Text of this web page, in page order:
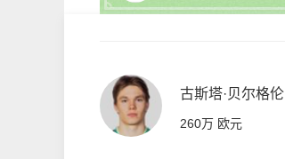
古斯塔·贝尔格伦
260万 欧元